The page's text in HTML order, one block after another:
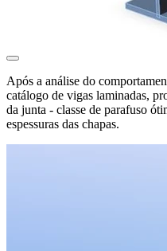
Após a análise do
catálogo de vigas laminadas,
da junta - classe de parafuso
espessuras das chapas.